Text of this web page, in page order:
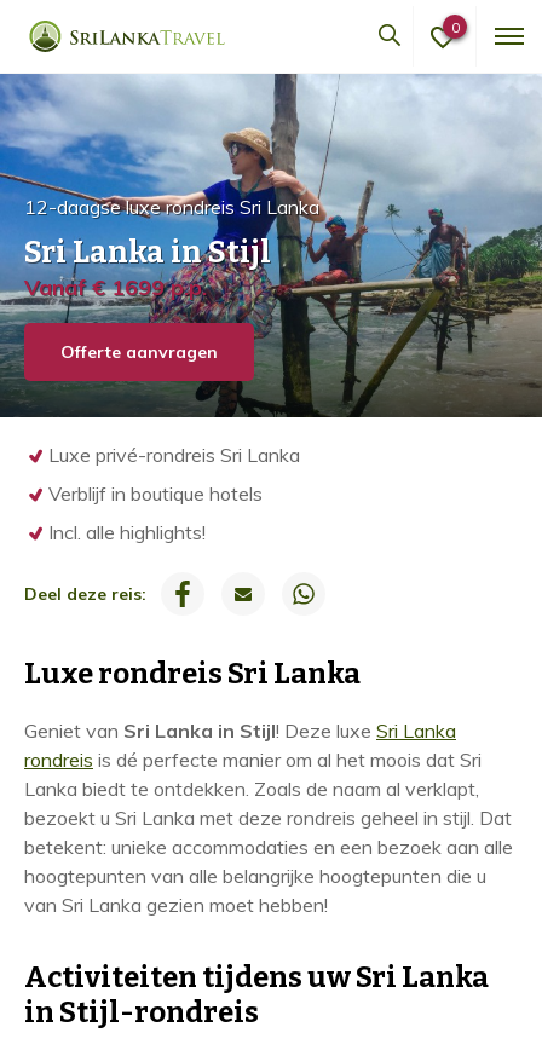
0
12-daagse luxe rondreis Sri Lanka
Sri Lanka in Stijl
Vanaf € 1699 p.p.
Offerte aanvragen
Luxe privé-rondreis Sri Lanka
Verblijf in boutique hotels
Incl. alle highlights!
R
n
d
r
e
i
s
i
n
o
r
Deel deze reis:
Luxe rondreis Sri Lanka
Geniet van Sri Lanka in Stijl! Deze luxe Sri Lanka
rondreis is dé perfecte manier om al het moois dat Sri
Lanka biedt te ontdekken. Zoals de naam al verklapt,
bezoekt u Sri Lanka met deze rondreis geheel in stijl. Dat
betekent: unieke accommodaties en een bezoek aan alle
hoogtepunten van alle belangrijke hoogtepunten die u
van Sri Lanka gezien moet hebben!
Activiteiten tijdens uw Sri Lanka
in Stijl-rondreis